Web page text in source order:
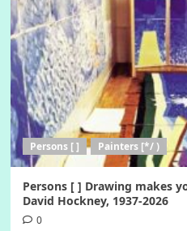
Persons [ ] Painters [*/ )
Persons [ ] Drawing makes
David Hockney, 1937-2026
0